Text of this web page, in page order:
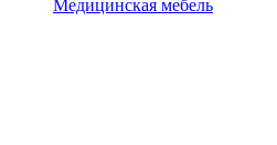
Медицинская мебель